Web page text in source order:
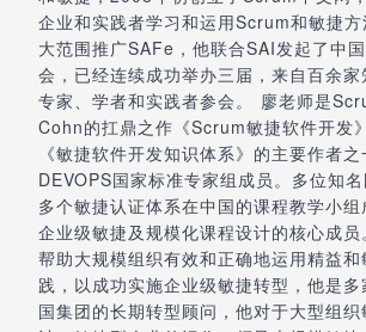
企业和实践者学习和运用Scrum和敏捷
大范围推广SAFe，他联合SAI发起了中
会，已经连续成功举办三届，来自百余
专家、学者和实践者参会。 廖老师是
Cohn的扛鼎之作《Scrum敏捷软件开发
《敏捷软件开发知识体系》的主要作者
DEVOPS国家标准专家组成员。多位知
多个敏捷认证体系在中国的课程教学小
企业级敏捷及规模化课程设计的核心成
帮助大规模组织有效和正确地运用精益
践，以成功实施企业级敏捷转型，他是
国集团的长期转型顾问，他对于大型组